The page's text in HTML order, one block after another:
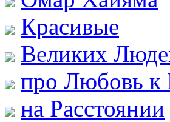
Красивые
Великих
про Любовь к
на Расстоянии